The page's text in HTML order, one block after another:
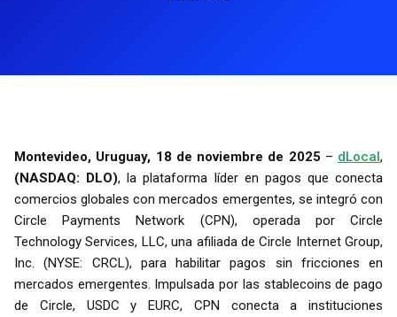
Montevideo, Uruguay, 18 de noviembre de 2025 – dLocal,
(NASDAQ: DLO), la plataforma líder en pagos que conecta
comercios globales con mercados emergentes, se integró con
Circle Payments Network (CPN), operada por Circle
Technology Services, LLC, una afiliada de Circle Internet Group,
Inc. (NYSE: CRCL), para habilitar pagos sin fricciones en
mercados emergentes. Impulsada por las stablecoins de pago
de Circle, USDC y EURC, CPN conecta a instituciones